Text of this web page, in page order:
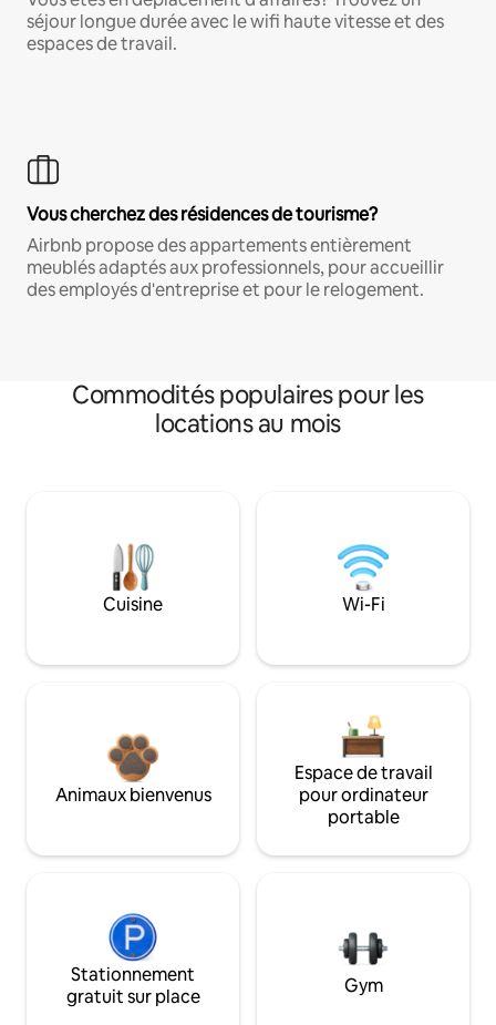
séjour longue durée avec le wifi haute vitesse et des
espaces de travail.
Vous cherchez des résidences de tourisme?
Airbnb propose des appartements entièrement
meublés adaptés aux professionnels, pour accueillir
des employés d'entreprise et pour le relogement.
Commodités populaires pour les
locations au mois
Cuisine Wi-Fi
Animaux bienvenus
Espace de travail
pour ordinateur
portable
Stationnement
gratuit sur place
Gym